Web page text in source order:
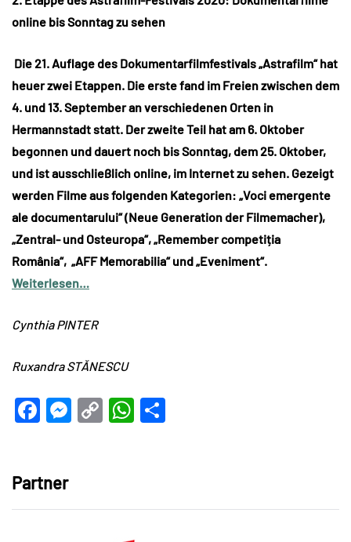
online bis Sonntag zu sehen
Die 21. Auflage des Dokumentarfilmfestivals „Astrafilm“ hat
heuer zwei Etappen. Die erste fand im Freien zwischen dem
4. und 13. September an verschiedenen Orten in
Hermannstadt statt. Der zweite Teil hat am 6. Oktober
begonnen und dauert noch bis Sonntag, dem 25. Oktober,
und ist ausschließlich online, im Internet zu sehen. Gezeigt
werden Filme aus folgenden Kategorien: „Voci emergente
ale documentarului“ (Neue Generation der Filmemacher),
„Zentral- und Osteuropa“, „Remember competiția
România“, „AFF Memorabilia“ und „Eveniment“.
Weiterlesen…
Cynthia PINTER
Ruxandra STĂNESCU
Facebook
Messenger
CopyWhatsApp
Partner